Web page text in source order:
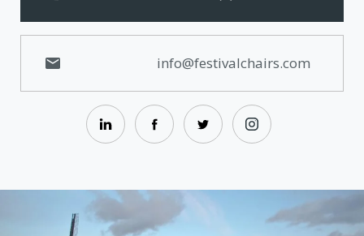
info@festivalchairs.com